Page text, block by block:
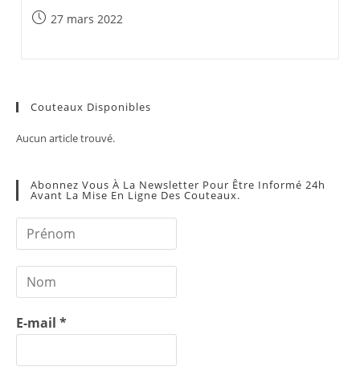
Post27 mars 2022
Couteaux Disponibles
Aucun article trouvé.
Abonnez Vous À La Newsletter Pour Être Informé 24h
Avant La Mise En Ligne Des Couteaux.
E-mail *